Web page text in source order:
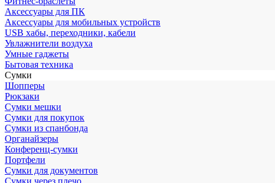
Аксессуары для ПК
Аксессуары для мобильных устройств
USB хабы, переходники, кабели
Увлажнители воздуха
Умные гаджеты
Бытовая техника
Сумки
Шопперы
Рюкзаки
Сумки мешки
Сумки для покупок
Сумки из спанбонда
Органайзеры
Конференц-сумки
Портфели
Сумки для документов
Сумки через плечо